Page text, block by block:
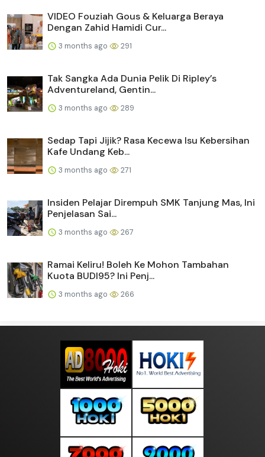
VIDEO Fouziah Gous & Keluarga Beraya
Dengan Zahid Hamidi Cur...
3 months ago 291
Tak Sangka Ada Dunia Pelik Di Ripley’s
Adventureland, Gentin...
3 months ago 289
Sedap Tapi Jijik? Rasa Kecewa Isu Kebersihan
Kafe Undang Keb...
3 months ago 271
Insiden Pelajar Dirempuh SMK Tanjung Mas, Ini
Penjelasan Sai...
3 months ago 267
Ramai Keliru! Boleh Ke Mohon Tambahan
Kuota BUDI95? Ini Penj...
3 months ago 266